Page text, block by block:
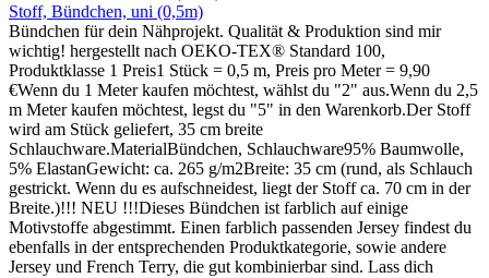
Stoff, Bündchen, uni (0,5m)
Bündchen für dein Nähprojekt. Qualität & Produktion sind mir
wichtig! hergestellt nach OEKO-TEX® Standard 100,
Produktklasse 1 Preis1 Stück = 0,5 m, Preis pro Meter = 9,90
€Wenn du 1 Meter kaufen möchtest, wählst du "2" aus.Wenn du 2,5
m Meter kaufen möchtest, legst du "5" in den Warenkorb.Der Stoff
wird am Stück geliefert, 35 cm breite
Schlauchware.MaterialBündchen, Schlauchware95% Baumwolle,
5% ElastanGewicht: ca. 265 g/m2Breite: 35 cm (rund, als Schlauch
gestrickt. Wenn du es aufschneidest, liegt der Stoff ca. 70 cm in der
Breite.)!!! NEU !!!Dieses Bündchen ist farblich auf einige
Motivstoffe abgestimmt. Einen farblich passenden Jersey findest du
ebenfalls in der entsprechenden Produktkategorie, sowie andere
Jersey und French Terry, die gut kombinierbar sind. Lass dich